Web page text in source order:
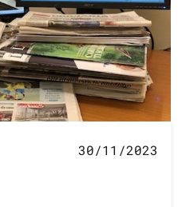
30/11/2023